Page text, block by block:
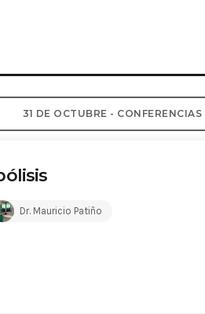
Validating
Time
31 DE OCTUBRE - CONFERENCIAS
Dr. Mauricio Patiño